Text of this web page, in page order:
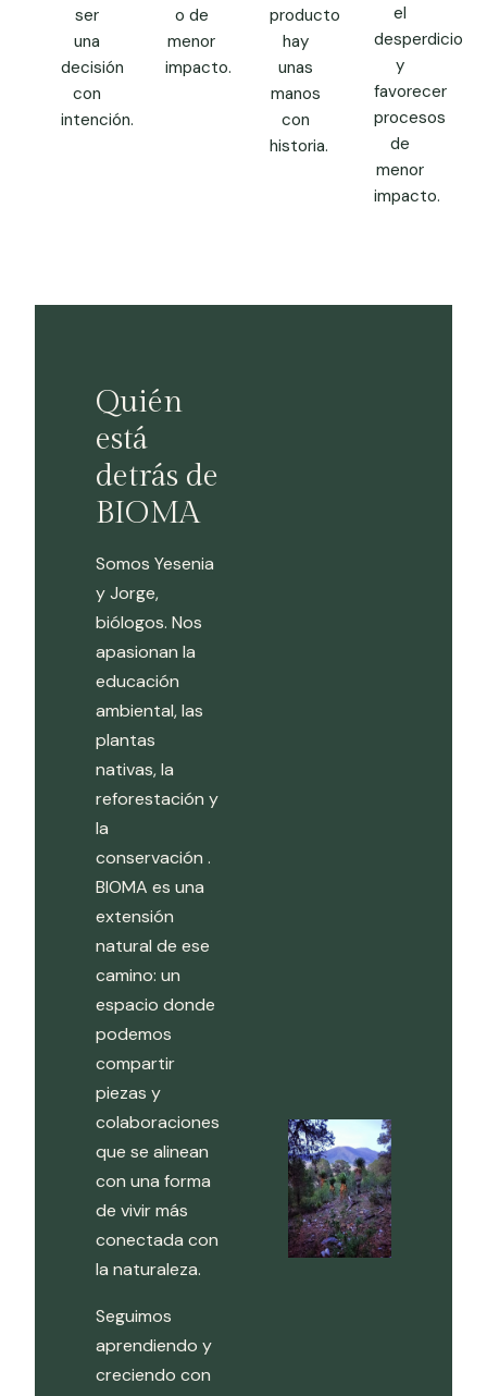
ser
una
decisión
con
intención.
o de
menor
impacto.
producto
hay
unas
manos
con
historia.
el
desperdicio
y
favorecer
procesos
de
menor
impacto.
Quién
está
detrás de
BIOMA
Somos Yesenia
y Jorge,
biólogos. Nos
apasionan la
educación
ambiental, las
plantas
nativas, la
reforestación y
la
conservación .
BIOMA es una
extensión
natural de ese
camino: un
espacio donde
podemos
compartir
piezas y
colaboraciones
que se alinean
con una forma
de vivir más
conectada con
la naturaleza.
Seguimos
aprendiendo y
creciendo con